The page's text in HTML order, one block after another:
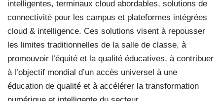
intelligentes, terminaux cloud abordables, solutions de
connectivité pour les campus et plateformes intégrées
cloud & intelligence. Ces solutions visent à repousser
les limites traditionnelles de la salle de classe, à
promouvoir l’équité et la qualité éducatives, à contribuer
à l’objectif mondial d’un accès universel à une
éducation de qualité et à accélérer la transformation